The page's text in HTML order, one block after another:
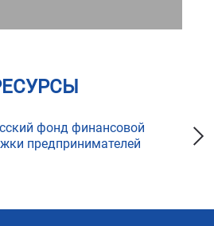
фонд финансовой
предпринимателей